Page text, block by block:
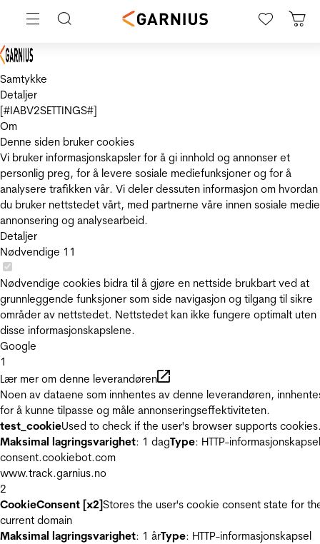
Samtykke
Detaljer
[#IABV2SETTINGS#]
Om
Denne siden bruker cookies
Vi bruker informasjonskapsler for å gi innhold og annonser et
personlig preg, for å levere sosiale mediefunksjoner og for å
analysere trafikken vår. Vi deler dessuten informasjon om hvordan
du bruker nettstedet vårt, med partnerne våre innen sosiale
annonsering og analysearbeid.
Detaljer
Nødvendige 11
Nødvendige cookies bidra til å gjøre en nettside brukbart ved at
grunnleggende funksjoner som side navigasjon og tilgang til sikre
områder av nettstedet. Nettstedet kan ikke fungere optimalt uten
disse informasjonskapslene.
Google
1
Lær mer om denne leverandøren
Noen av dataene som innhentes av denne leverandøren,
for å kunne tilpasse og måle annonseringseffektiviteten.
test_cookieUsed to check if the user's browser supports
Maksimal lagringsvarighet: 1 dagType: HTTP-informasjonskapsel
consent.cookiebot.com
www.track.garnius.no
2
CookieConsent [x2]Stores the user's cookie consent state for
current domain
Maksimal lagringsvarighet: 1 årType: HTTP-informasjonskapsel